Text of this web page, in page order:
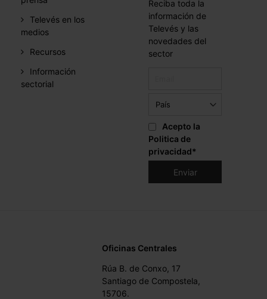
Televés en los
medios
Recursos
Información
sectorial
Reciba toda la
información de
Televés y las
novedades del
sector
Acepto la
Politica de
privacidad*
Oficinas Centrales
Rúa B. de Conxo, 17
Santiago de Compostela,
15706.